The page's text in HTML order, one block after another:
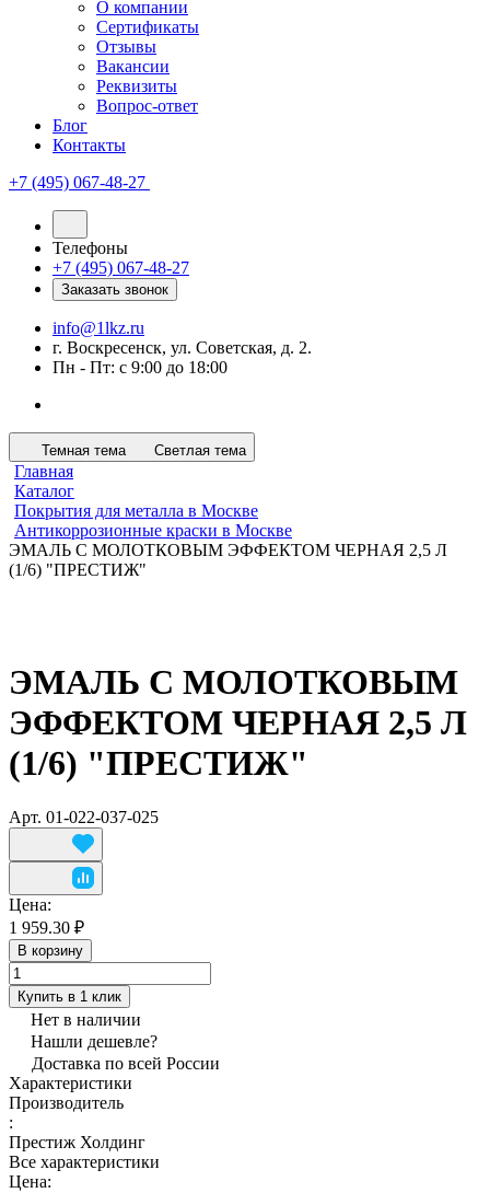
О компании
Сертификаты
Отзывы
Вакансии
Реквизиты
Вопрос-ответ
Блог
Контакты
+7 (495) 067-48-27
Телефоны
+7 (495) 067-48-27
Заказать звонок
info@1lkz.ru
г. Воскресенск, ул. Советская, д. 2.
Пн - Пт: с 9:00 до 18:00
Темная тема Светлая тема
Главная
Каталог
Покрытия для металла в Москве
Антикоррозионные краски в Москве
ЭМАЛЬ С МОЛОТКОВЫМ ЭФФЕКТОМ ЧЕРНАЯ 2,5 Л
(1/6) "ПРЕСТИЖ"
ЭМАЛЬ С МОЛОТКОВЫМ
ЭФФЕКТОМ ЧЕРНАЯ 2,5 Л
(1/6) "ПРЕСТИЖ"
Арт. 01-022-037-025
Цена:
1 959.30 ₽
В корзину
Купить в 1 клик
Нет в наличии
Нашли дешевле?
Доставка по всей России
Характеристики
Производитель
:
Престиж Холдинг
Все характеристики
Цена: